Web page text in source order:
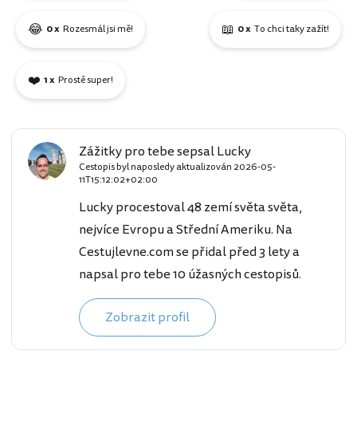
😂 0 x Rozesmál jsi mě! 📖 0 x To chci taky zažít!
❤️ 1 x Prostě super!
Zážitky pro tebe sepsal Lucky
Cestopis byl naposledy aktualizován 2026-05-
11T15:12:02+02:00
Lucky procestoval 48 zemí světa světa,
nejvíce Evropu a Střední Ameriku. Na
Cestujlevne.com se přidal před 3 lety a
napsal pro tebe 10 úžasných cestopisů.
Zobrazit profil